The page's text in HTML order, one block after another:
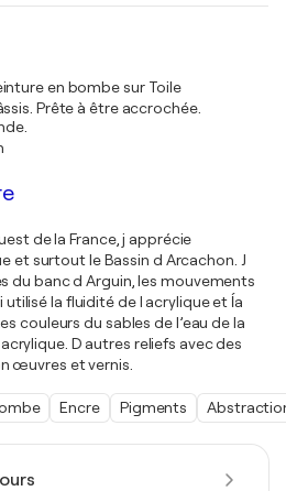
en bombe sur Toile
Prête à être accrochée.
de la France, j apprécie
et surtout le Bassin d Arcachon. J
du banc d Arguin, les mouvements
utilisé la fluidité de l acrylique et ĺa
couleurs du sables de l’eau de la
D autres reliefs avec des
œuvres et vernis.
Encre Pigments